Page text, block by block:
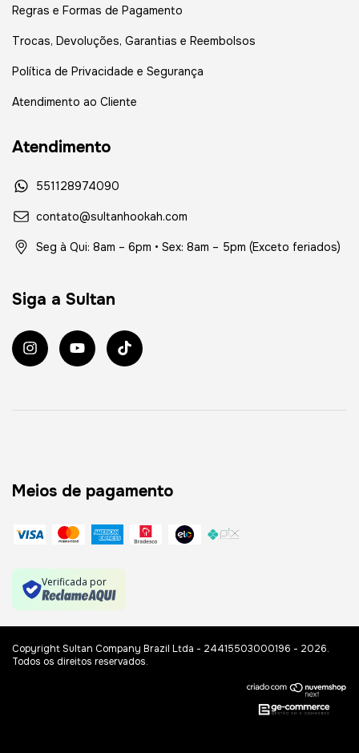
Regras e Formas de Pagamento
Trocas, Devoluções, Garantias e Reembolsos
Política de Privacidade e Segurança
Atendimento ao Cliente
Atendimento
551128974090
contato@sultanhookah.com
Seg à Qui: 8am – 6pm • Sex: 8am – 5pm (Exceto feriados)
Siga a Sultan
Meios de pagamento
Verificada por
Copyright Sultan Company Brazil Ltda - 24415503000196 - 2026.
Todos os direitos reservados.